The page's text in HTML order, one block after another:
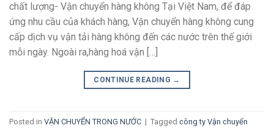
chất lượng- Vận chuyển hàng không Tại Việt Nam, để đáp
ứng nhu cầu của khách hàng, Vận chuyển hàng không cung
cấp dịch vụ vận tải hàng không đến các nước trên thế giới
mỗi ngày. Ngoài ra,hàng hoá vận […]
CONTINUE READING →
Posted in VẬN CHUYỂN TRONG NƯỚC | Tagged công ty Vận chuyển